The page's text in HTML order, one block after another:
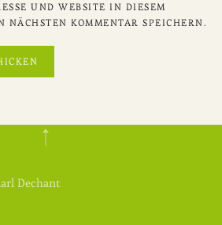
UND WEBSITE IN DIESEM
NÄCHSTEN KOMMENTAR SPEICHERN.
Dechant